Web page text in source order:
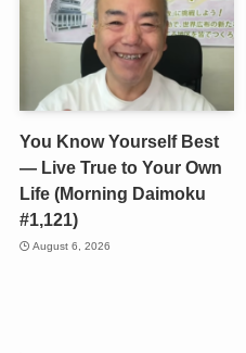
You Know Yourself Best
— Live True to Your Own
Life (Morning Daimoku
#1,121)
August 6, 2026